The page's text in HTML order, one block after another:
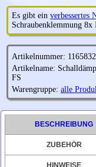
Es gibt ein verbessertes
Schraubenklemmung 8x
Artikelnummer: 1165832
Artikelname:
FS
Warengruppe: alle
BESCHREIBUNG
ZUBEHÖR
HINWEISE